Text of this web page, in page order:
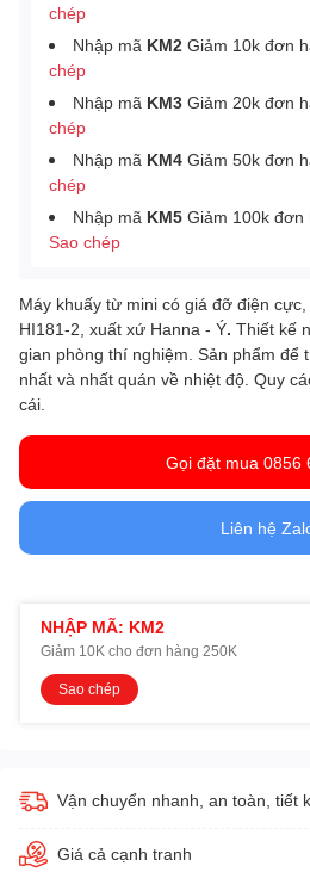
chép
Nhập mã KM2 Giảm 10k đơn
chép
Nhập mã KM3 Giảm 20k đơn
chép
Nhập mã KM4 Giảm 50k đơn
chép
Nhập mã KM5 Giảm 100k đơn
Sao chép
Máy khuấy từ mini có giá đỡ điện
HI181-2, xuất xứ Hanna - Ý. Thiết kế
gian phòng thí nghiệm. Sản phẩm để
nhất và nhất quán về nhiệt độ. Quy
cái.
Gọi đặt mua 0856
Liên hệ
NHẬP MÃ: KM2
Giảm 10K cho đơn hàng 250K
Sao chép
Vận chuyển nhanh, an toàn, tiết
Giá cả cạnh tranh